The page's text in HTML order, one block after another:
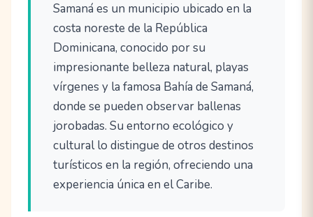
Samaná es un municipio ubicado en la
costa noreste de la República
Dominicana, conocido por su
impresionante belleza natural, playas
vírgenes y la famosa Bahía de Samaná,
donde se pueden observar ballenas
jorobadas. Su entorno ecológico y
cultural lo distingue de otros destinos
turísticos en la región, ofreciendo una
experiencia única en el Caribe.